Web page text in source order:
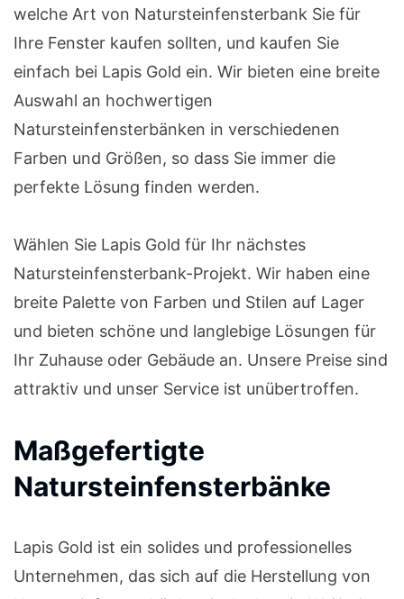
welche Art von Natursteinfensterbank Sie für
Ihre Fenster kaufen sollten, und kaufen Sie
einfach bei Lapis Gold ein. Wir bieten eine breite
Auswahl an hochwertigen
Natursteinfensterbänken in verschiedenen
Farben und Größen, so dass Sie immer die
perfekte Lösung finden werden.
Wählen Sie Lapis Gold für Ihr nächstes
Natursteinfensterbank-Projekt. Wir haben eine
breite Palette von Farben und Stilen auf Lager
und bieten schöne und langlebige Lösungen für
Ihr Zuhause oder Gebäude an. Unsere Preise sind
attraktiv und unser Service ist unübertroffen.
Maßgefertigte
Natursteinfensterbänke
Lapis Gold ist ein solides und professionelles
Unternehmen, das sich auf die Herstellung von